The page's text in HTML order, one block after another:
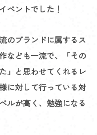
ベントでした！
のブランドに属するス
なども一流で、「その
」と思わせてくれるレ
に対して行っている対
ルが高く、勉強になる